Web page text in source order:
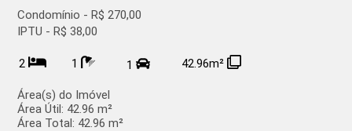
Condomínio - R$ 270,00
IPTU - R$ 38,00
2 1 1 42.96m²
Área(s) do Imóvel
Área Útil: 42.96 m²
Área Total: 42.96 m²